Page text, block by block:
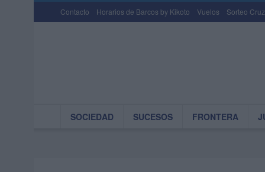
Contacto Horarios de Barcos by Kikoto Vuelos Sorteo
SOCIEDAD SUCESOS FRONTERA